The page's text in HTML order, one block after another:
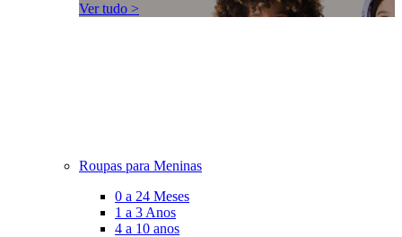
Ver tudo >
Roupas para Meninas
0 a 24 Meses
1 a 3 Anos
4 a 10 anos